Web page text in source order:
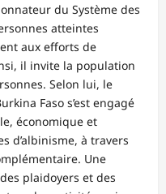
du Système des
atteintes
aux efforts de
il invite la population
Selon lui, le
Faso s’est engagé
économique et
d’albinisme, à travers
Une
plaidoyers et des